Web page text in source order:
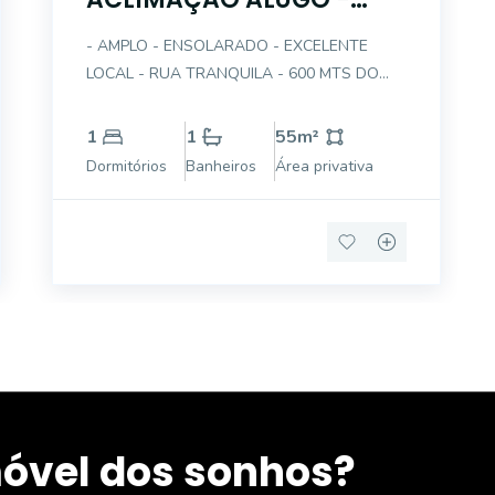
APTO 1 DT COM GARAGEM
- AMPLO - ENSOLARADO - EXCELENTE
LOCAL - RUA TRANQUILA - 600 MTS DO
DORMITÓRIO E SALA BEM AMPLOS - PISO
TACOS - ANDAR BAIXO
1
Dormitórios
1
Banheiros
55m²
Área privativa
dos sonhos?